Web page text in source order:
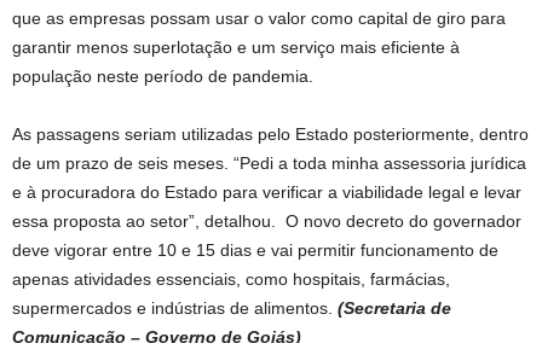
que as empresas possam usar o valor como capital de giro para
garantir menos superlotação e um serviço mais eficiente à
população neste período de pandemia.
As passagens seriam utilizadas pelo Estado posteriormente, dentro
de um prazo de seis meses. “Pedi a toda minha assessoria jurídica
e à procuradora do Estado para verificar a viabilidade legal e levar
essa proposta ao setor”, detalhou. O novo decreto do governador
deve vigorar entre 10 e 15 dias e vai permitir funcionamento de
apenas atividades essenciais, como hospitais, farmácias,
supermercados e indústrias de alimentos. (Secretaria de
Comunicação – Governo de Goiás)